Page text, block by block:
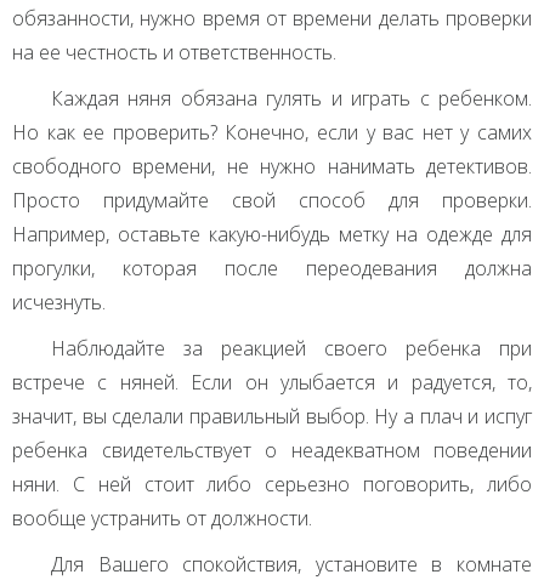
обязанности, нужно время от времени делать проверки
на ее честность и ответственность.
Каждая няня обязана гулять и играть с ребенком.
Но как ее проверить? Конечно, если у вас нет у самих
свободного времени, не нужно нанимать детективов.
Просто придумайте свой способ для проверки.
Например, оставьте какую-нибудь метку на одежде для
прогулки, которая после переодевания должна
исчезнуть.
Наблюдайте за реакцией своего ребенка при
встрече с няней. Если он улыбается и радуется, то,
значит, вы сделали правильный выбор. Ну а плач и испуг
ребенка свидетельствует о неадекватном поведении
няни. С ней стоит либо серьезно поговорить, либо
вообще устранить от должности.
Для Вашего спокойствия, установите в комнате